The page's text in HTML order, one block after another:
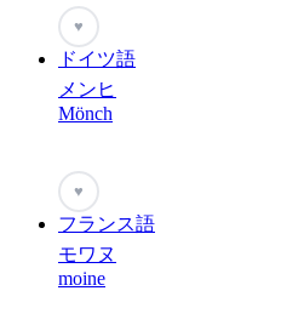
♥
ドイツ語
メンヒ
Mönch
♥
フランス語
モワヌ
moine